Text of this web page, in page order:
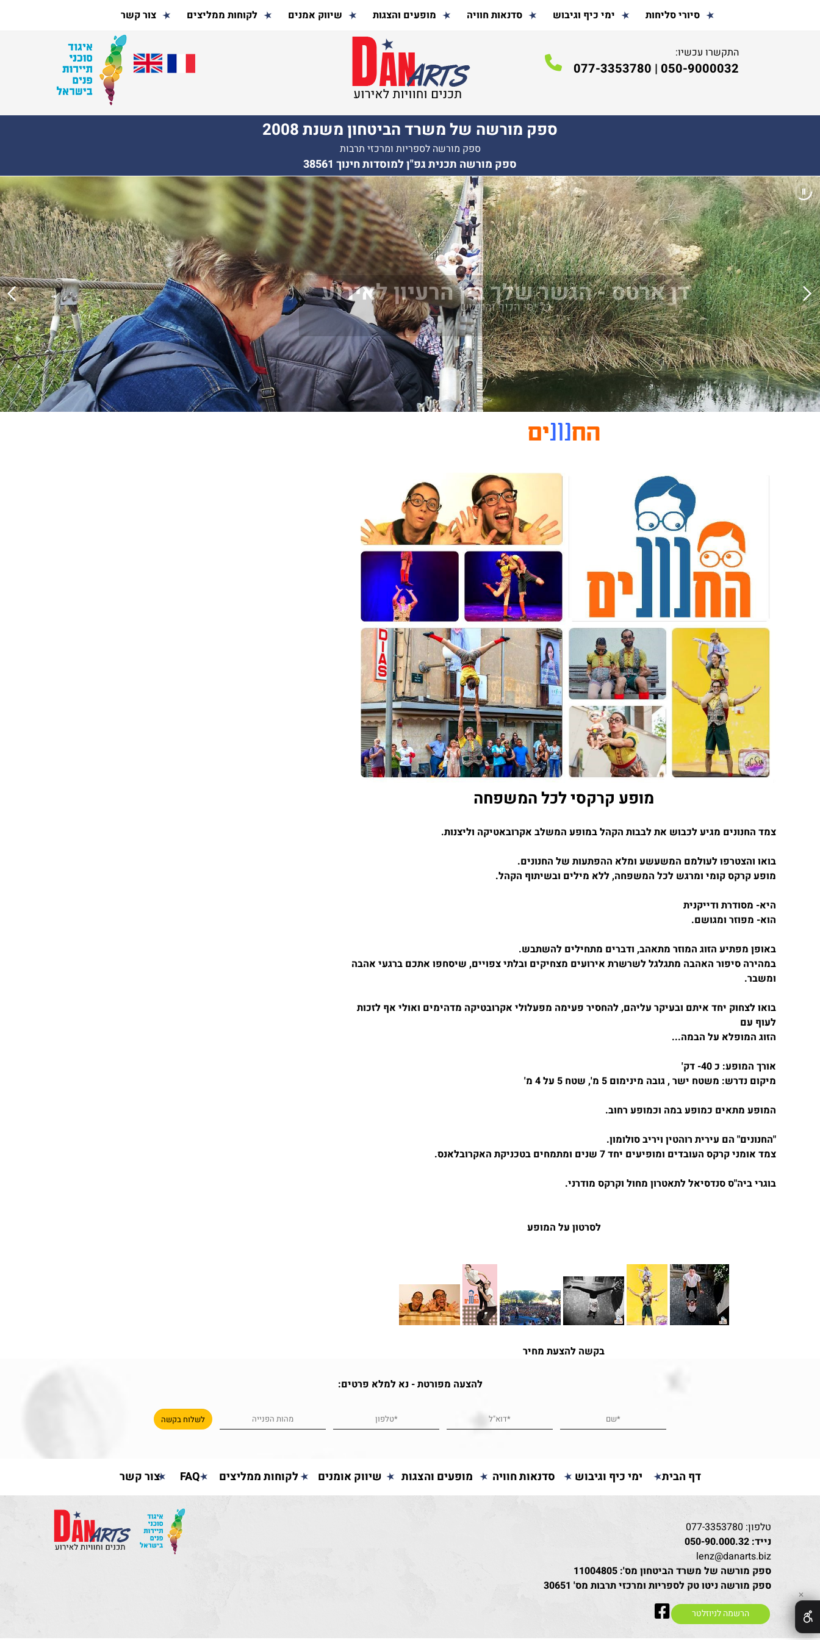
התקשרו עכשיו:
050-9000032
|
077-3353780
ספק מורשה של משרד הביטחון משנת 2008
ספק מורשה לספריות ומרכזי תרבות
ספק מורשה תכנית גפ"ן למוסדות חינוך 38561
סיורי סליחות ימי כיף וגיבוש סדנאות חוויה מופעים והצגות שיווק אמנים לקוחות ממליצים צור קשר
דן ארטס - הגשר שלך בין הרעיון לאירוע
כל ימי הכיף והגיבוש
החנונים
מופע קרקסי לכל המשפחה
צמד החנונים מגיע לכבוש את לבבות הקהל במופע המשלב אקרובאטיקה וליצנות.
בואו והצטרפו לעולמם המשעשע ומלא ההפתעות של החנונים.
מופע קרקס קומי ומרגש לכל המשפחה, ללא מילים ובשיתוף הקהל.
היא- מסודרת ודייקנית
הוא- מפוזר ומגושם.
באופן מפתיע הזוג המוזר מתאהב, ודברים מתחילים להשתבש.
במהירה סיפור האהבה מתגלגל לשרשרת אירועים מצחיקים ובלתי צפויים, שיסחפו אתכם ברגעי אהבה
ומשבר.
בואו לצחוק יחד איתם ובעיקר עליהם, להחסיר פעימה מפעלולי אקרובטיקה מדהימים ואולי אף לזכות
לעוף עם
הזוג המופלא על הבמה...
אורך המופע: כ 40- דק'
מיקום נדרש: משטח ישר , גובה מינימום 5 מ', שטח 5 על 4 מ'
המופע מתאים כמופע במה וכמופע רחוב.
"החנונים" הם עירית רוהטין ויריב סולומון.
צמד אומני קרקס העובדים ומופיעים יחד 7 שנים ומתמחים בטכניקת האקרובלאנס.
בוגרי ביה"ס סנדסיאל לתאטרון מחול וקרקס מודרני.
לסרטון על המופע
בקשה להצעת מחיר
להצעה מפורטת - נא למלא פרטים:
דף הבית ימי כיף וגיבוש סדנאות חוויה מופעים והצגות שיווק אומנים לקוחות ממליצים FAQ צור קשר
טלפון:077-3353780
נייד: 050-90.000.32
lenz@danarts.biz
ספק מורשה של משרד הביטחון מס': 11004805
ספק מורשה ניטו טק לספריות ומרכזי תרבות מס' 30651
הרשמה לניוזלטר
✕